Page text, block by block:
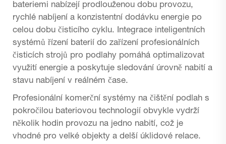
bateriemi nabízejí prodlouženou dobu provozu,
rychlé nabíjení a konzistentní dodávku energie po
celou dobu čisticího cyklu. Integrace inteligentních
systémů řízení baterií do zařízení profesionálních
čisticích strojů pro podlahy pomáhá optimalizovat
využití energie a poskytuje sledování úrovně nabití a
stavu nabíjení v reálném čase.
Profesionální komerční systémy na čištění podlah s
pokročilou bateriovou technologií obvykle vydrží
několik hodin provozu na jedno nabití, což je
vhodné pro velké objekty a delší úklidové relace.